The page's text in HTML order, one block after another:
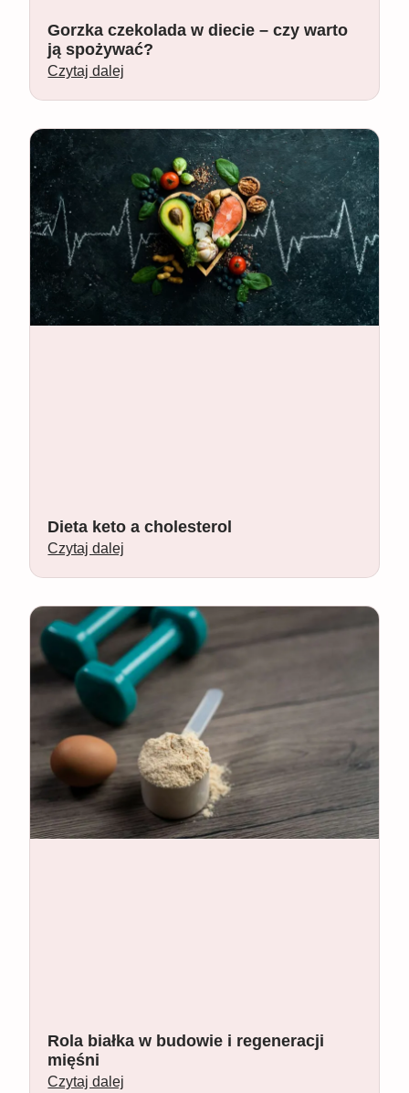
Gorzka czekolada w diecie – czy warto
ją spożywać?
Czytaj dalej
Dieta keto a cholesterol
Czytaj dalej
Rola białka w budowie i regeneracji
mięśni
Czytaj dalej